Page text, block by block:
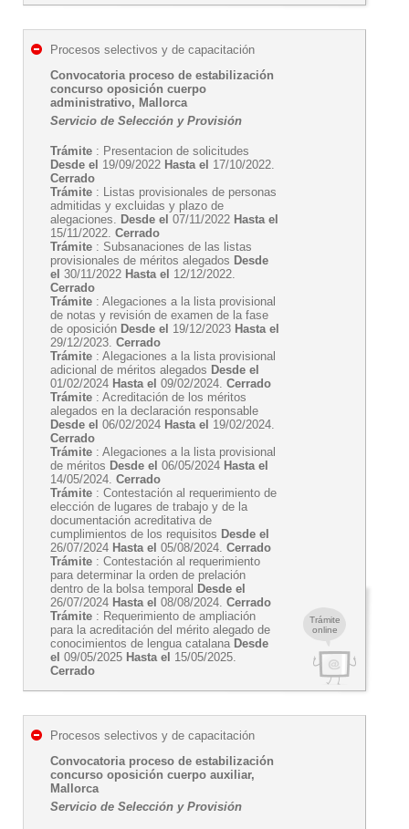
Trámite
online
Procesos selectivos y de capacitación
Convocatoria proceso de estabilización
concurso oposición cuerpo
administrativo, Mallorca
Servicio de Selección y Provisión
Trámite : Presentacion de solicitudes
Desde el 19/09/2022 Hasta el 17/10/2022.
Cerrado
Trámite : Listas provisionales de personas
admitidas y excluidas y plazo de
alegaciones. Desde el 07/11/2022 Hasta el
15/11/2022. Cerrado
Trámite : Subsanaciones de las listas
provisionales de méritos alegados Desde
el 30/11/2022 Hasta el 12/12/2022.
Cerrado
Trámite : Alegaciones a la lista provisional
de notas y revisión de examen de la fase
de oposición Desde el 19/12/2023 Hasta el
29/12/2023. Cerrado
Trámite : Alegaciones a la lista provisional
adicional de méritos alegados Desde el
01/02/2024 Hasta el 09/02/2024. Cerrado
Trámite : Acreditación de los méritos
alegados en la declaración responsable
Desde el 06/02/2024 Hasta el 19/02/2024.
Cerrado
Trámite : Alegaciones a la lista provisional
de méritos Desde el 06/05/2024 Hasta el
14/05/2024. Cerrado
Trámite : Contestación al requerimiento de
elección de lugares de trabajo y de la
documentación acreditativa de
cumplimientos de los requisitos Desde el
26/07/2024 Hasta el 05/08/2024. Cerrado
Trámite : Contestación al requerimiento
para determinar la orden de prelación
dentro de la bolsa temporal Desde el
26/07/2024 Hasta el 08/08/2024. Cerrado
Trámite : Requerimiento de ampliación
para la acreditación del mérito alegado de
conocimientos de lengua catalana Desde
el 09/05/2025 Hasta el 15/05/2025.
Cerrado
Procesos selectivos y de capacitación
Convocatoria proceso de estabilización
concurso oposición cuerpo auxiliar,
Mallorca
Servicio de Selección y Provisión